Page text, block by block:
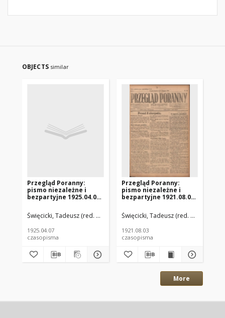
OBJECTS similar
Przegląd Poranny:
pismo niezależne i
bezpartyjne 1925.04.07
Święcicki, Tadeusz (red. nacz.)
Paluch, Stefan (red. odp.)
1925.04.07
czasopisma
Przegląd Poranny:
pismo niezależne i
bezpartyjne 1921.08.03
Święcicki, Tadeusz (red. nacz.)
1921.08.03
czasopisma
More